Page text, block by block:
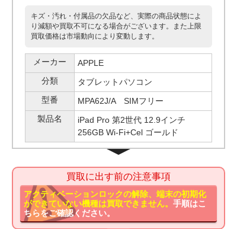
キズ・汚れ・付属品の欠品など、実際の商品状態によ
り減額や買取不可になる場合がございます。また上限
買取価格は市場動向により変動します。
メーカー
APPLE
分類
タブレットパソコン
型番
MPA62J/A SIMフリー
製品名
iPad Pro 第2世代 12.9インチ
256GB Wi-Fi+Cel ゴールド
買取に出す前の注意事項
アクティベーションロックの解除、端末の初期化
ができていない機種は買取できません。手順はこ
ちらをご確認ください。